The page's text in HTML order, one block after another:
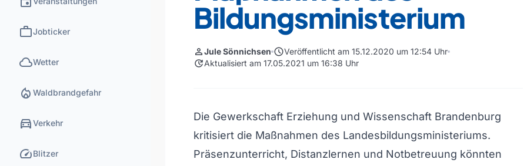
workJobticker
cloudWetter
local_fire_department Waldbrandgefahr
directions_carVerkehr
speedBlitzer
Bildungsministerium
personJule Sönnichsen scheduleVeröffentlicht am 15.12.2020 um 12:54 Uhr
updateAktualisiert am 17.05.2021 um 16:38 Uhr
Die Gewerkschaft Erziehung und Wissenschaft Brandenburg
kritisiert die Maßnahmen des Landesbildungsministeriums.
Präsenzunterricht, Distanzlernen und Notbetreuung könnten